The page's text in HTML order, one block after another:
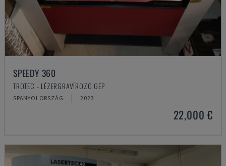
SPEEDY 360
TROTEC - LÉZERGRAVÍROZÓ GÉP
SPANYOLORSZÁG 2023
22,000 €